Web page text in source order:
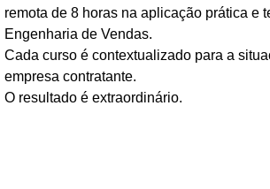
remota de 8 horas na aplicação prática e
Engenharia de Vendas.
Cada curso é contextualizado para a
empresa contratante.
O resultado é extraordinário.